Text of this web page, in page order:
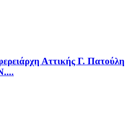
Αττικής Γ. Πατούλη